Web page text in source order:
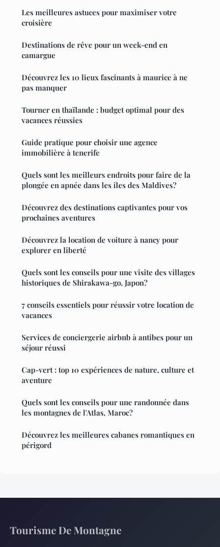
Les meilleures astuces pour maximiser votre
croisière
Destinations de rêve pour un week-end en
camargue
Découvrez les 10 lieux fascinants à maurice à ne
pas manquer
Tourner en thaïlande : budget optimal pour des
vacances réussies
Guide pratique pour choisir une agence
immobilière à tenerife
Quels sont les meilleurs endroits pour faire de la
plongée en apnée dans les îles des Maldives?
Découvrez des destinations captivantes pour vos
prochaines aventures
Découvrez la location de voiture à nancy pour
explorer en liberté
Quels sont les conseils pour une visite des villages
historiques de Shirakawa-go, Japon?
7 conseils essentiels pour réussir votre location de
vacances
Services de conciergerie airbnb à antibes pour un
séjour réussi
Cap-vert : top 10 expériences de nature, culture et
aventure
Quels sont les conseils pour une randonnée dans
les montagnes de l'Atlas, Maroc?
Découvrez les meilleures cabanes romantiques en
périgord
Tourisme De Montagne